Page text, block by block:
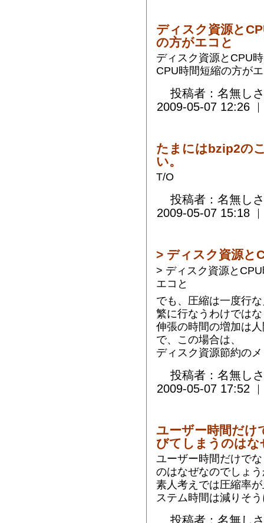
ディスク資源と
の方がエコと
ディスク資源とCPU
CPU時間短縮の方が
投稿者：名無し
2009-05-07 12:26
たまにはbzip2の
い。
T/O
投稿者：名無し
2009-05-07 15:18
> ディスク資源と
> ディスク資源と
エコと
でも、圧縮は一度行
繁に行なうわけでは
伸張の時間の増加は
で、この場合は、
ディスク資源節約の
投稿者：名無し
2009-05-07 17:52
ユーザー時間だけ
びてしまうのはな
ユーザー時間だけで
のはなぜなのでしょ
素人考えでは圧縮率
ステム時間は減りそ
投稿者：名無し